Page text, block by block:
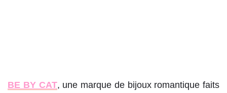
BE BY CAT, une marque de bijoux romantique faits